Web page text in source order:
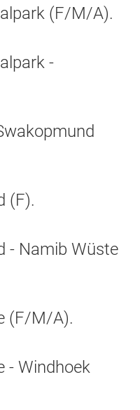
(F/M/A).
-
(F).
- Namib Wüste
(F/M/A).
- Windhoek